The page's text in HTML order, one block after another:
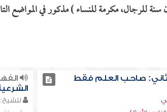
للرجال، مكرمة للنساء ) مذكور في المواضع
صاحب العلم فقط
للشيخ: